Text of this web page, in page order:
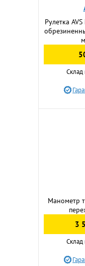
Рулетка
Склад
Манометр
3
Склад